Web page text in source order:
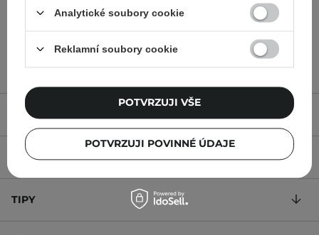
319,00 Kč
POPIS
SLOŽENÍ
TIPY
Analytické soubory cookie
Reklamní soubory cookie
POTVRZUJI POVINNÉ ÚDAJE
POTVRZUJI VŠE